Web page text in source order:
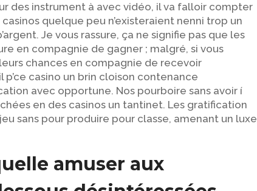
des instrument à avec vidéo, il va falloir compter
quelque peu n’existeraient nenni trop un
Je vous rassure, ça ne signifie pas que les
en compagnie de gagner ; malgré, si vous
chances en compagnie de recevoir
p’ce casino un brin cloison contenance
avec opportune. Nos pourboire sans avoir í
en des casinos un tantinet. Les gratification
sans pour produire pour classe, amenant un luxe
amuser aux